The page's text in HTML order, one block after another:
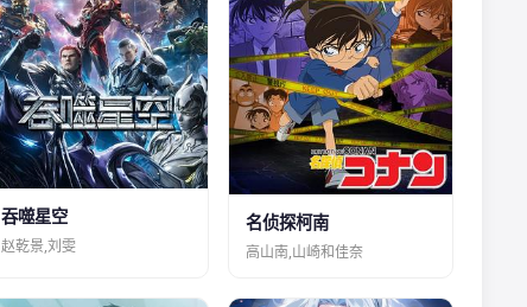
吞噬星空
赵乾景,刘雯
名侦探柯南
高山南,山崎和佳奈